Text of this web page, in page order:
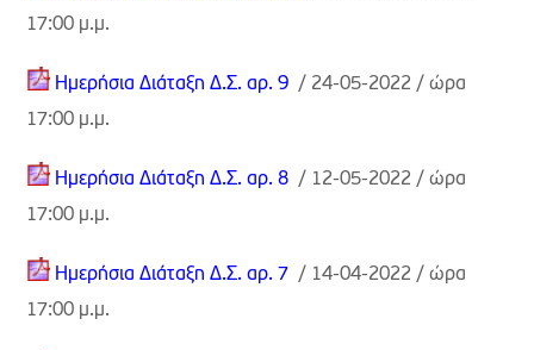
17:00 μ.μ.
Ημερήσια Διάταξη Δ.Σ. αρ. 9 / 24-05-2022 / ώρα
17:00 μ.μ.
Ημερήσια Διάταξη Δ.Σ. αρ. 8 / 12-05-2022 / ώρα
17:00 μ.μ.
Ημερήσια Διάταξη Δ.Σ. αρ. 7 / 14-04-2022 / ώρα
17:00 μ.μ.